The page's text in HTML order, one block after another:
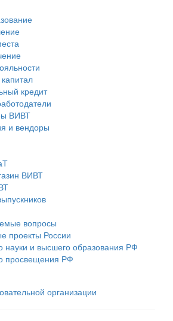
кредит
ВИВТ
и вендоры
ВИВТ
вопросы
проекты России
науки и высшего образования РФ
просвещения РФ
организации